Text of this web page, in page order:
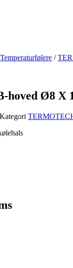
Temperaturfølere /
Ø8 X
Kategori